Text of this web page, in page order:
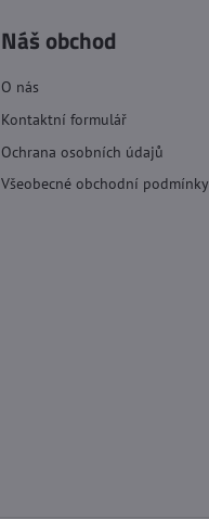
Náš obchod
O nás
Kontaktní formulář
Ochrana osobních údajů
Všeobecné obchodní podmínky